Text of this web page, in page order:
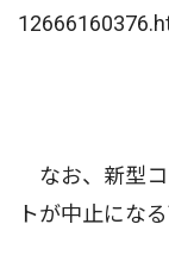
なお、新型コ
トが中止にな